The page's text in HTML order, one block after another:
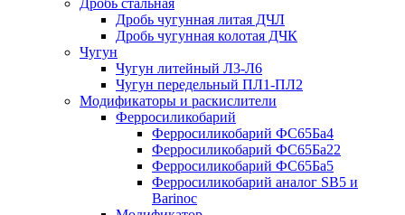
Дробь чугунная литая ДЧЛ
Дробь чугунная колотая ДЧК
Чугун
Чугун литейный Л3-Л6
Чугун передельный ПЛ1-ПЛ2
Модификаторы и раскислители
Ферросиликобарий
Ферросиликобарий ФС65Ба4
Ферросиликобарий ФС65Ба22
Ферросиликобарий ФС65Ба5
Ферросиликобарий аналог SB5 и
Barinoc